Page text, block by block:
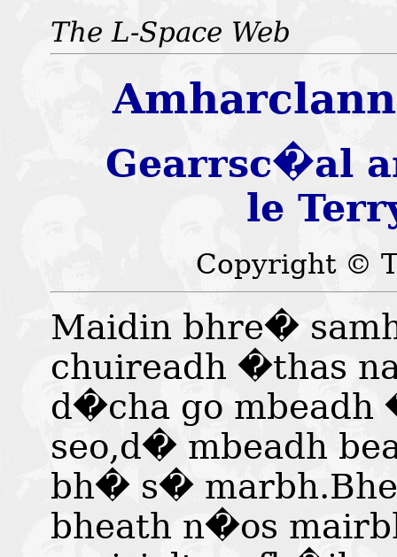
The L-Space Web
Gearrsc�al
le
Copyright ©
Maidin bhre�
chuireadh �thas
d�cha go mbeadh
seo,d� mbeadh
bh� s�
bheath n�os